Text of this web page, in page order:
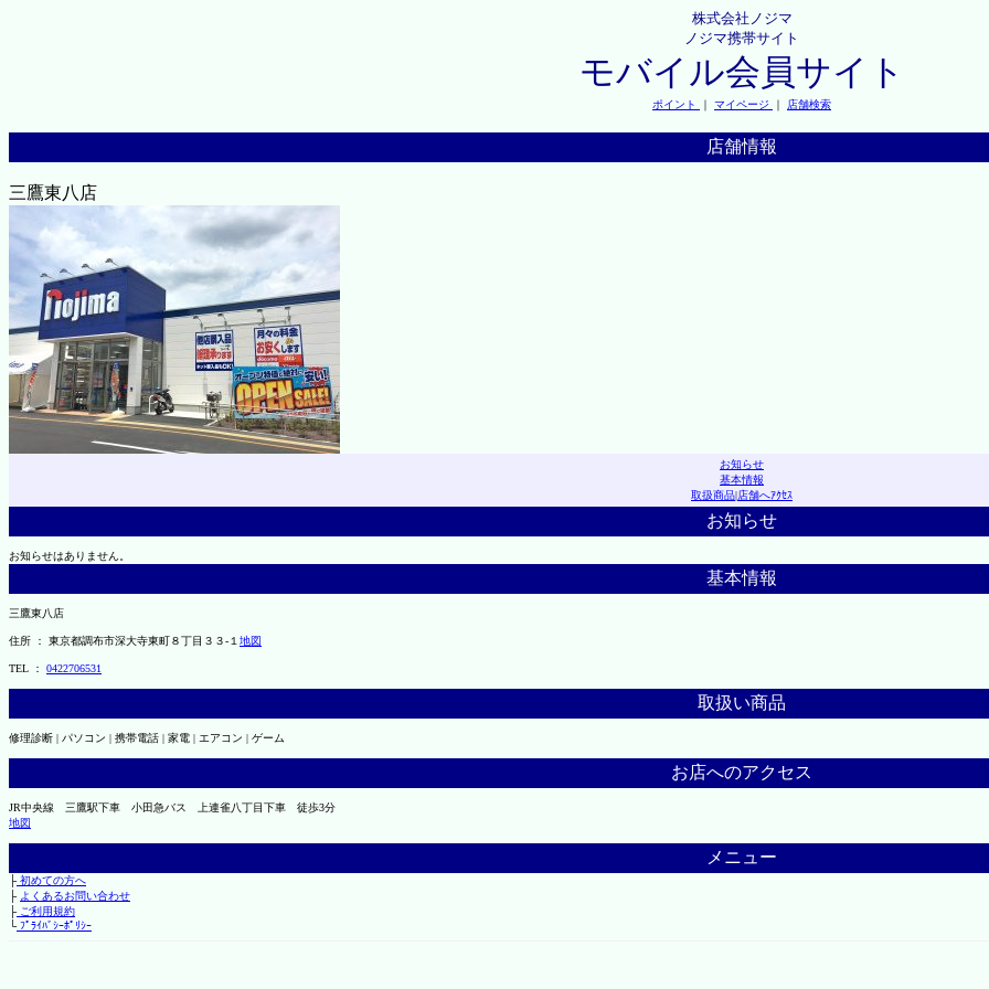
株式会社ノジマ
ノジマ携帯サイト
モバイル会員サイト
ポイント ｜ マイページ ｜ 店舗検索
店舗情報
三鷹東八店
お知らせ
基本情報
取扱商品|店舗へｱｸｾｽ
お知らせ
お知らせはありません。
基本情報
三鷹東八店
住所 ： 東京都調布市深大寺東町８丁目３３-１ 地図
TEL ： 0422706531
取扱い商品
修理診断 | パソコン | 携帯電話 | 家電 | エアコン | ゲーム
お店へのアクセス
JR中央線 三鷹駅下車 小田急バス 上連雀八丁目下車 徒歩3分
地図
メニュー
├初めての方へ
├ よくあるお問い合わせ
├ご利用規約
└ﾌﾟﾗｲﾊﾞｼｰﾎﾟﾘｼｰ